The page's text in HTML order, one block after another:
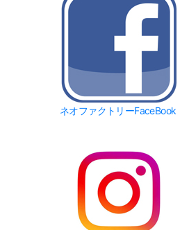
ネオファクトリーFaceBook